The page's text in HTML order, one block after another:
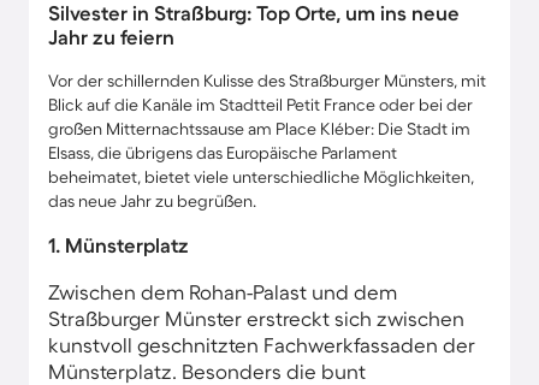
Silvester in Straßburg: Top Orte, um ins neue
Jahr zu feiern
Vor der schillernden Kulisse des Straßburger Münsters, mit
Blick auf die Kanäle im Stadtteil Petit France oder bei der
großen Mitternachtssause am Place Kléber: Die Stadt im
Elsass, die übrigens das Europäische Parlament
beheimatet, bietet viele unterschiedliche Möglichkeiten,
das neue Jahr zu begrüßen.
1. Münsterplatz
Zwischen dem Rohan-Palast und dem
Straßburger Münster erstreckt sich zwischen
kunstvoll geschnitzten Fachwerkfassaden der
Münsterplatz. Besonders die bunt